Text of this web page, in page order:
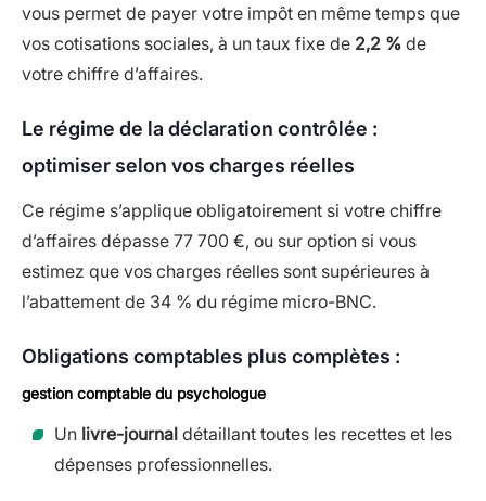
vous permet de payer votre impôt en même temps que
vos cotisations sociales, à un taux fixe de 2,2 % de
votre chiffre d’affaires.
Le régime de la déclaration contrôlée :
optimiser selon vos charges réelles
Ce régime s’applique obligatoirement si votre chiffre
d’affaires dépasse 77 700 €, ou sur option si vous
estimez que vos charges réelles sont supérieures à
l’abattement de 34 % du régime micro-BNC.
Obligations comptables plus complètes :
gestion comptable du psychologue
Un livre-journal détaillant toutes les recettes et les
dépenses professionnelles.